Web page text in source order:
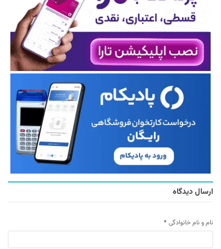
ارسال دیدگاه
نام و نام خانوادگی *